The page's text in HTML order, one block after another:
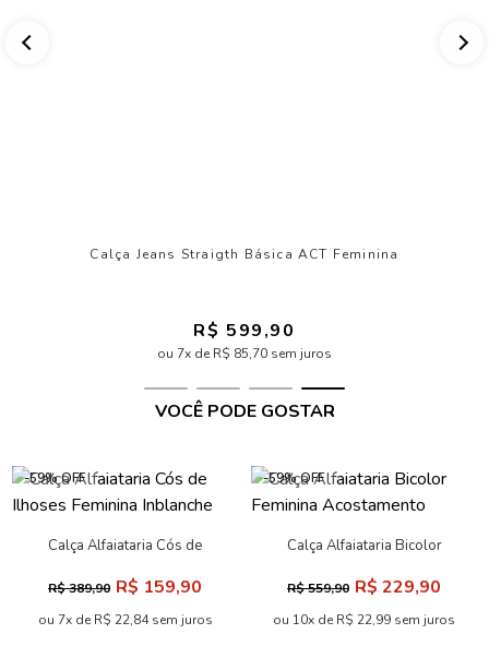
Calça Jeans Straigth Básica ACT Feminina
R$ 599,90
ou 7x de R$ 85,70 sem juros
VOCÊ PODE GOSTAR
-59% OFF
Calça Alfaiataria Cós de
R$ 389,90 R$ 159,90
ou 7x de R$ 22,84 sem juros
-59% OFF
Calça Alfaiataria Bicolor
R$ 559,90 R$ 229,90
ou 10x de R$ 22,99 sem juros